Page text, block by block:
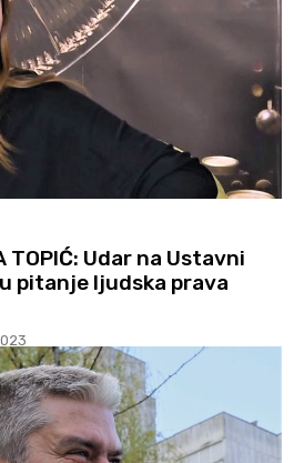
TOPIĆ: Udar na Ustavni
pitanje ljudska prava